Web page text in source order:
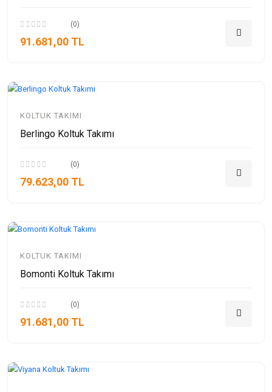
(0)
91.681,00 TL
KOLTUK TAKIMI
Berlingo Koltuk Takımı
(0)
79.623,00 TL
KOLTUK TAKIMI
Bomonti Koltuk Takımı
(0)
91.681,00 TL